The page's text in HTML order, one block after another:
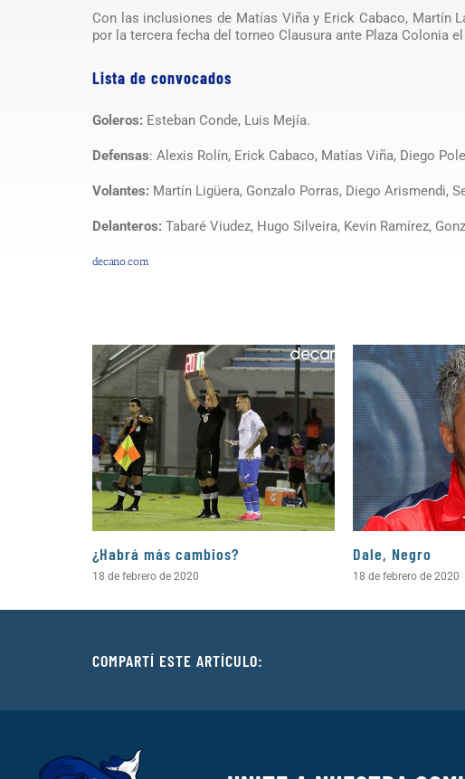
Con las inclusiones de Matías Viña y Erick Cabaco, Martín
por la tercera fecha del torneo Clausura ante Plaza Colonia
Lista de convocados
Goleros:Esteban Conde, Luis Mejía.
Defensas: Alexis Rolín, Erick Cabaco, Matías Viña, Diego
Volantes:Martín Ligüera, Gonzalo Porras, Diego Arismendi,
Delanteros:Tabaré Viudez, Hugo Silveira, Kevin Ramírez,
decano.com
¿Habrá más cambios?
18 de febrero de 2020
Dale, Negro
18 de febrero de 2020
COMPARTÍ ESTE ARTÍCULO: